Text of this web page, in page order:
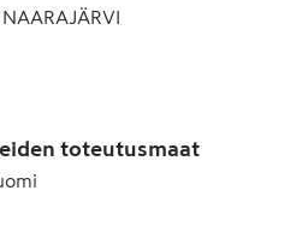
toteutusmaat